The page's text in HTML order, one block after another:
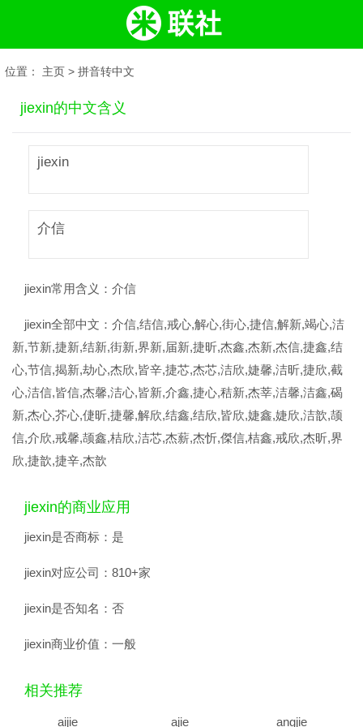
位置： 主页 > 拼音转中文
jiexin的中文含义
jiexin
介信
jiexin常用含义： 介信
jiexin全部中文： 介信,结信,戒心,解心,街心,捷信,解新,竭心,洁
新,节新,捷新,结新,街新,界新,届新,捷昕,杰鑫,杰新,杰信,捷鑫,结
心,节信,揭新,劫心,杰欣,皆辛,捷芯,杰芯,洁欣,婕馨,洁昕,捷欣,截
心,洁信,皆信,杰馨,洁心,皆新,介鑫,捷心,秸新,杰莘,洁馨,洁鑫,碣
新,杰心,芥心,倢昕,捷馨,解欣,结鑫,结欣,皆欣,婕鑫,婕欣,洁歆,颉
信,介欣,戒馨,颉鑫,桔欣,洁芯,杰薪,杰忻,傑信,桔鑫,戒欣,杰昕,界
欣,捷歆,捷辛,杰歆
jiexin的商业应用
jiexin是否商标： 是
jiexin对应公司： 810+家
jiexin是否知名： 否
jiexin商业价值： 一般
相关推荐
aijie ajie angjie